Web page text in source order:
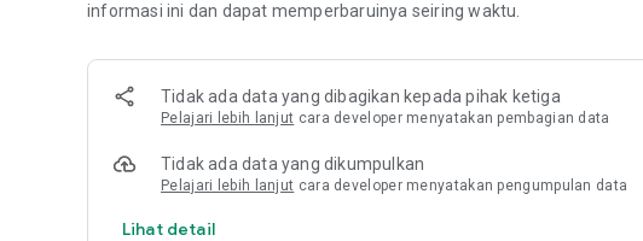
informasi ini dan dapat memperbaruinya seiring waktu.
Tidak ada data yang dibagikan kepada pihak ketiga
Pelajari lebih lanjut cara developer menyatakan pembagian data
Tidak ada data yang dikumpulkan
Pelajari lebih lanjut cara developer menyatakan pengumpulan data
Lihat detail